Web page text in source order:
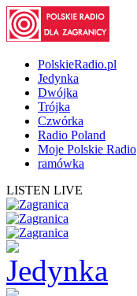
PolskieRadio.pl
Jedynka
Dwójka
Trójka
Czwórka
Radio Poland
Moje Polskie Radio
ramówka
LISTEN LIVE